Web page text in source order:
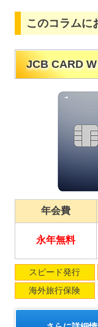
このコラムに
JCB CARD W
年会費
永年無料
スピード発行
海外旅行保険